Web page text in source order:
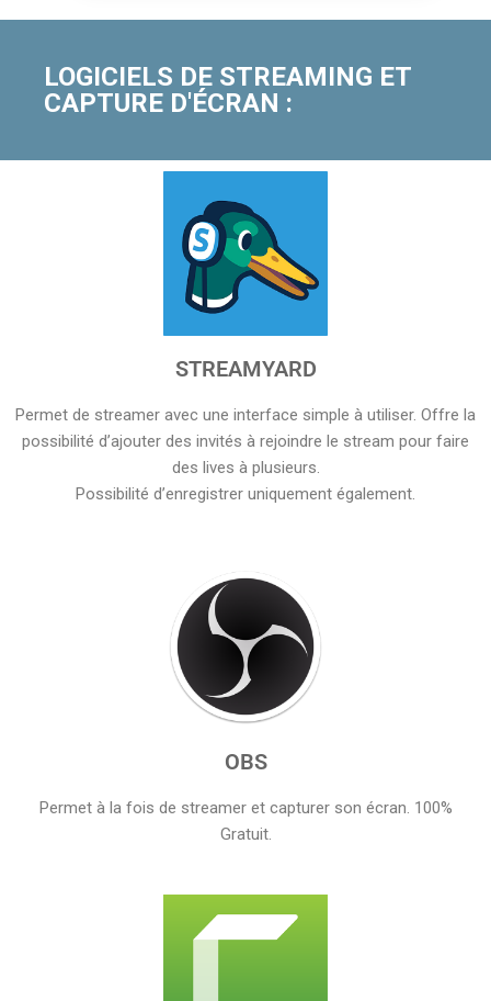
LOGICIELS DE STREAMING ET
CAPTURE D'ÉCRAN :
STREAMYARD
Permet de streamer avec une interface simple à utiliser. Offre la
possibilité d’ajouter des invités à rejoindre le stream pour faire
des lives à plusieurs.
Possibilité d’enregistrer uniquement également.
OBS
Permet à la fois de streamer et capturer son écran. 100%
Gratuit.